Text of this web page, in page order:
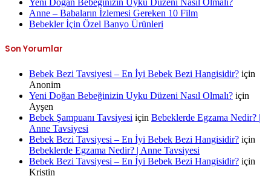
Anne – Babaların İzlemesi Gereken 10 Film
Bebekler İçin Özel Banyo Ürünleri
Son Yorumlar
Bebek Bezi Tavsiyesi – En İyi Bebek Bezi Hangisidir? için
Anonim
Yeni Doğan Bebeğinizin Uyku Düzeni Nasıl Olmalı? için
Ayşen
Bebek Şampuanı Tavsiyesi için Bebeklerde Egzama Nedir? |
Anne Tavsiyesi
Bebek Bezi Tavsiyesi – En İyi Bebek Bezi Hangisidir? için
Bebeklerde Egzama Nedir? | Anne Tavsiyesi
Bebek Bezi Tavsiyesi – En İyi Bebek Bezi Hangisidir? için
Kristin